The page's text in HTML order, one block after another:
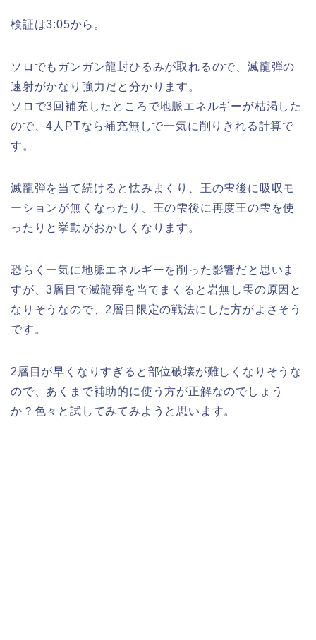
検証は3:05から。
ソロでもガンガン龍封ひるみが取れるので、滅龍弾の
速射がかなり強力だと分かります。
ソロで3回補充したところで地脈エネルギーが枯渇した
ので、4人PTなら補充無しで一気に削りきれる計算で
す。
滅龍弾を当て続けると怯みまくり、王の雫後に吸収モ
ーションが無くなったり、王の雫後に再度王の雫を使
ったりと挙動がおかしくなります。
恐らく一気に地脈エネルギーを削った影響だと思いま
すが、3層目で滅龍弾を当てまくると岩無し雫の原因と
なりそうなので、2層目限定の戦法にした方がよさそう
です。
2層目が早くなりすぎると部位破壊が難しくなりそうな
ので、あくまで補助的に使う方が正解なのでしょう
か？色々と試してみてみようと思います。